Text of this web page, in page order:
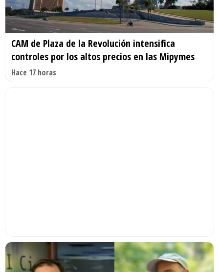
CAM de Plaza de la Revolución intensifica
controles por los altos precios en las Mipymes
Hace 17 horas